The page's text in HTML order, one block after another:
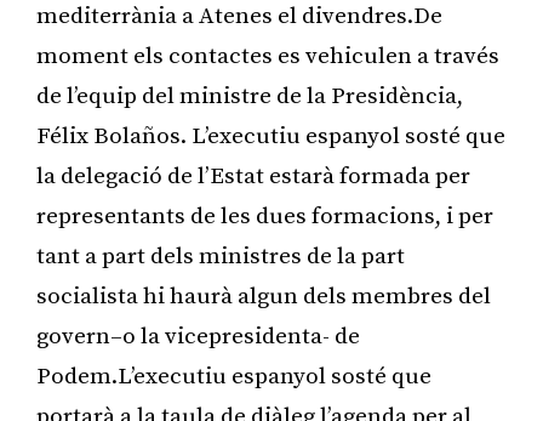
mediterrània a Atenes el divendres.De
moment els contactes es vehiculen a través
de l’equip del ministre de la Presidència,
Félix Bolaños. L’executiu espanyol sosté que
la delegació de l’Estat estarà formada per
representants de les dues formacions, i per
tant a part dels ministres de la part
socialista hi haurà algun dels membres del
govern–o la vicepresidenta- de
Podem.L’executiu espanyol sosté que